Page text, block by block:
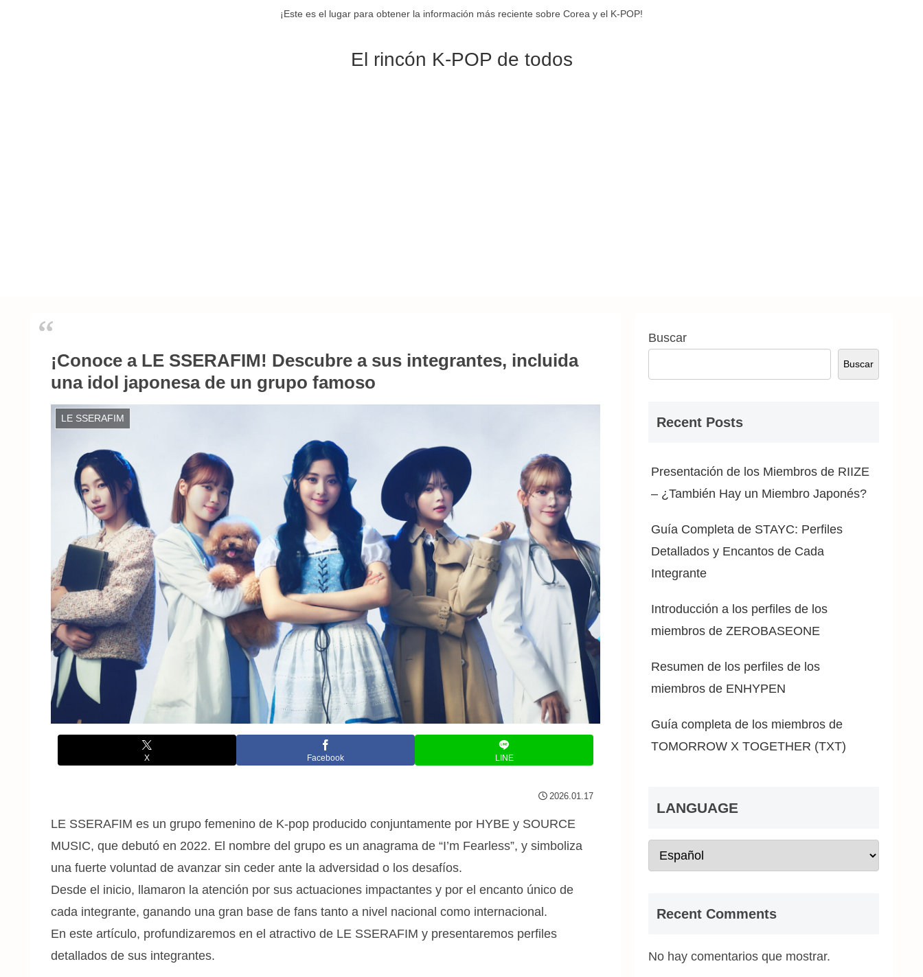
¡Este es el lugar para obtener la información más reciente sobre Corea y el K-POP!
El rincón K-POP de todos
¡Conoce a LE SSERAFIM! Descubre a sus integrantes, incluida
una idol japonesa de un grupo famoso
LE SSERAFIM
X Facebook LINE
2026.01.17
LE SSERAFIM es un grupo femenino de K-pop producido conjuntamente por HYBE y SOURCE
MUSIC, que debutó en 2022. El nombre del grupo es un anagrama de “I’m Fearless”, y simboliza
una fuerte voluntad de avanzar sin ceder ante la adversidad o los desafíos.
Desde el inicio, llamaron la atención por sus actuaciones impactantes y por el encanto único de
cada integrante, ganando una gran base de fans tanto a nivel nacional como internacional.
En este artículo, profundizaremos en el atractivo de LE SSERAFIM y presentaremos perfiles
detallados de sus integrantes.
Buscar
Buscar
Recent Posts
Presentación de los Miembros de RIIZE
– ¿También Hay un Miembro Japonés?
Guía Completa de STAYC: Perfiles
Detallados y Encantos de Cada
Integrante
Introducción a los perfiles de los
miembros de ZEROBASEONE
Resumen de los perfiles de los
miembros de ENHYPEN
Guía completa de los miembros de
TOMORROW X TOGETHER (TXT)
LANGUAGE
Recent Comments
No hay comentarios que mostrar.